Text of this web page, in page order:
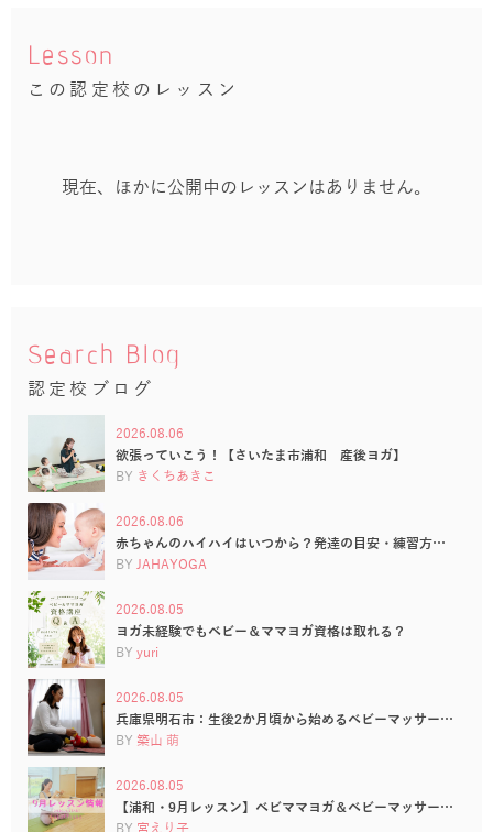
Lesson
この認定校のレッスン
現在、ほかに公開中のレッスンはありません。
Search Blog
認定校ブログ
2026.08.06
欲張っていこう！【さいたま市浦和 産後ヨガ】
BY きくちあきこ
2026.08.06
赤ちゃんのハイハイはいつから？発達の目安・練習方…
BY JAHAYOGA
2026.08.05
ヨガ未経験でもベビー＆ママヨガ資格は取れる？
BY yuri
2026.08.05
兵庫県明石市：生後2か月頃から始めるベビーマッサー…
BY 築山 萌
2026.08.05
【浦和・9月レッスン】ベビママヨガ＆ベビーマッサー…
BY 宮えり子